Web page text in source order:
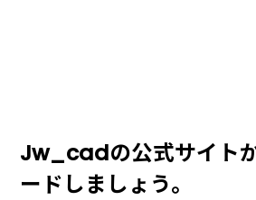
Jw_cadの公式サイト
ードしましょう。